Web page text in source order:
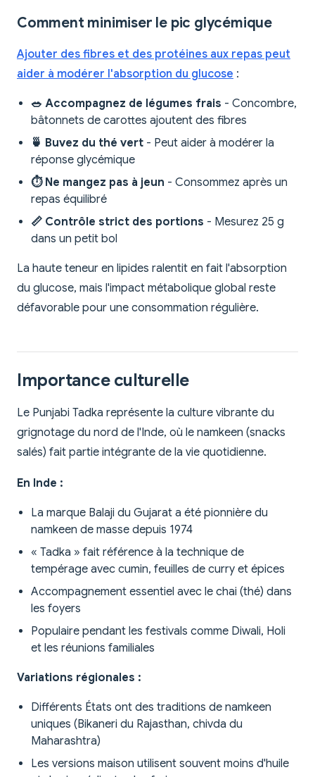
Comment minimiser le pic glycémique
Ajouter des fibres et des protéines aux repas peut
aider à modérer l'absorption du glucose :
🥗 Accompagnez de légumes frais - Concombre,
bâtonnets de carottes ajoutent des fibres
🍵 Buvez du thé vert - Peut aider à modérer la
réponse glycémique
⏱️ Ne mangez pas à jeun - Consommez après un
repas équilibré
📏 Contrôle strict des portions - Mesurez 25 g
dans un petit bol
La haute teneur en lipides ralentit en fait l'absorption
du glucose, mais l'impact métabolique global reste
défavorable pour une consommation régulière.
Importance culturelle
Le Punjabi Tadka représente la culture vibrante du
grignotage du nord de l'Inde, où le namkeen (snacks
salés) fait partie intégrante de la vie quotidienne.
En Inde :
La marque Balaji du Gujarat a été pionnière du
namkeen de masse depuis 1974
« Tadka » fait référence à la technique de
tempérage avec cumin, feuilles de curry et épices
Accompagnement essentiel avec le chai (thé) dans
les foyers
Populaire pendant les festivals comme Diwali, Holi
et les réunions familiales
Variations régionales :
Différents États ont des traditions de namkeen
uniques (Bikaneri du Rajasthan, chivda du
Maharashtra)
Les versions maison utilisent souvent moins d'huile